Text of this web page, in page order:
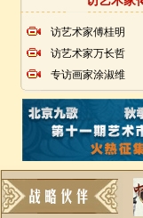
访艺术家傅桂明
访艺术家万长哲
专访画家涂淑维